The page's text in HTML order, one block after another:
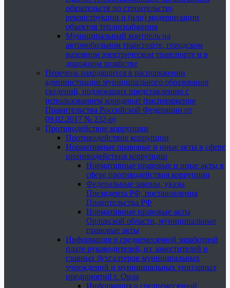
обязательств по строительству,
реконструкции и (или) модернизации
объектов теплоснабжения
Муниципальный контроль на
автомобильном транспорте, городском
наземном электрическом транспорте и в
дорожном хозяйстве
Перечень находящихся в распоряжении
администрации муниципального образования
сведений, подлежащих представлению с
использованием координат (распоряжение
Правительства Российской Федерации от
09.02.2017 № 232-р)
Противодействие коррупции
Противодействие коррупции
Нормативные правовые и иные акты в сфере
противодействия коррупции
Нормативные правовые и иные акты в
сфере противодействия коррупции
Федеральные законы, указы
Президента РФ, постановления
Правительства РФ
Нормативные правовые акты
Орловской области, муниципальные
правовые акты
Информация о среднемесячной заработной
плате руководителей, их заместителей и
главных бухгалтеров муниципальных
учреждений и муниципальных унитарных
предприятий г. Орла
Информация о среднемесячной